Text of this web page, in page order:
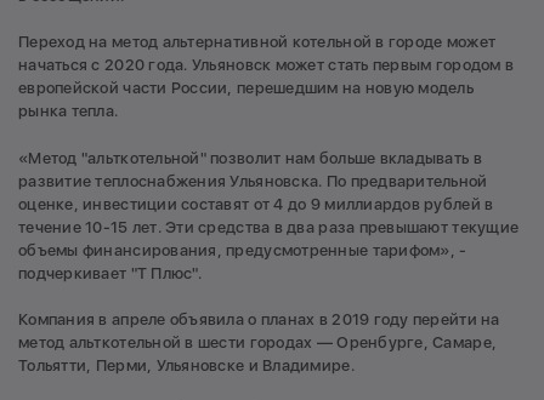
Переход на метод альтернативной котельной в городе может
начаться с 2020 года. Ульяновск может стать первым городом в
европейской части России, перешедшим на новую модель
рынка тепла.
«Метод "альткотельной" позволит нам больше вкладывать в
развитие теплоснабжения Ульяновска. По предварительной
оценке, инвестиции составят от 4 до 9 миллиардов рублей в
течение 10-15 лет. Эти средства в два раза превышают текущие
объемы финансирования, предусмотренные тарифом», -
подчеркивает "Т Плюс".
Компания в апреле объявила о планах в 2019 году перейти на
метод альткотельной в шести городах — Оренбурге, Самаре,
Тольятти, Перми, Ульяновске и Владимире.